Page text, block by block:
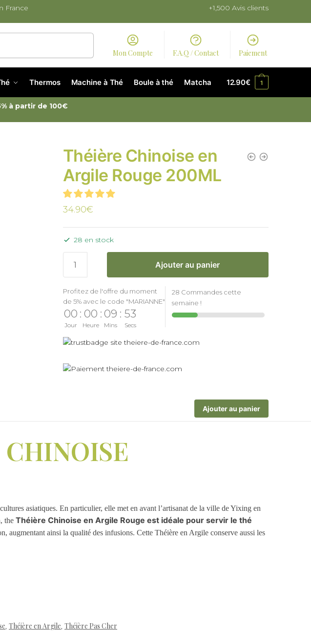
France +1,500 Avis clients
Mon Compte F.A.Q / Contact Paiement
Thermos Machine à Thé Boule à thé Matcha 12.90€ 1
à partir de 100€
Théière Chinoise en
Argile Rouge 200ML
34.90€
28 en stock
Ajouter au panier
Profitez de l'offre du moment
de 5% avec le code "MARIANNE"
00
Jour
: 00
Heure
: 09
Mins
: 52
Secs
28 Commandes cette
semaine !
Ajouter au panier
asiatiques. En particulier, elle met en avant l’artisanat de la ville de Yixing en
the Théière Chinoise en Argile Rouge est idéale pour servir le thé
augmentant ainsi la qualité des infusions. Cette Théière en Argile conserve aussi les
, Théière en Argile, Théière Pas Cher